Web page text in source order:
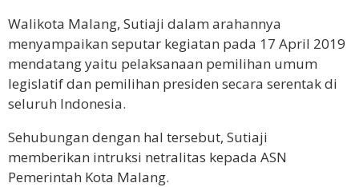
Walikota Malang, Sutiaji dalam arahannya
menyampaikan seputar kegiatan pada 17 April 2019
mendatang yaitu pelaksanaan pemilihan umum
legislatif dan pemilihan presiden secara serentak di
seluruh Indonesia.
Sehubungan dengan hal tersebut, Sutiaji
memberikan intruksi netralitas kepada ASN
Pemerintah Kota Malang.